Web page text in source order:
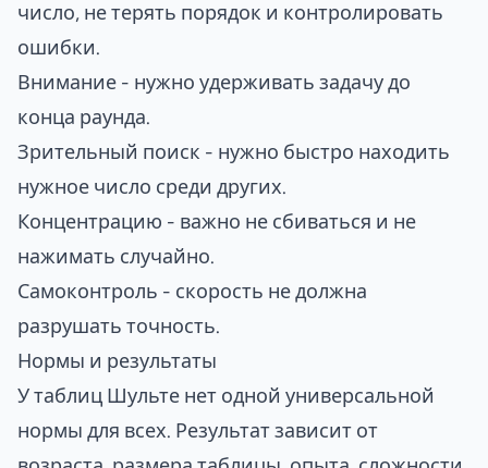
число, не терять порядок и контролировать
ошибки.
Внимание - нужно удерживать задачу до
конца раунда.
Зрительный поиск - нужно быстро находить
нужное число среди других.
Концентрацию - важно не сбиваться и не
нажимать случайно.
Самоконтроль - скорость не должна
разрушать точность.
Нормы и результаты
У таблиц Шульте нет одной универсальной
нормы для всех. Результат зависит от